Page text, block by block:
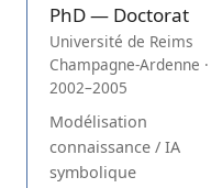
PhD — Doctorat
Université de Reims
Champagne-Ardenne ·
2002–2005
Modélisation
connaissance / IA
symbolique